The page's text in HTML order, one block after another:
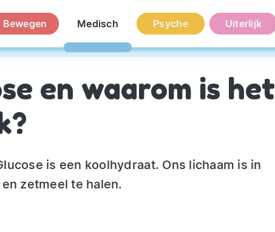
Bewegen Medisch Psyche Uiterlijk
en waarom is het
is een koolhydraat. Ons lichaam is in
zetmeel te halen.